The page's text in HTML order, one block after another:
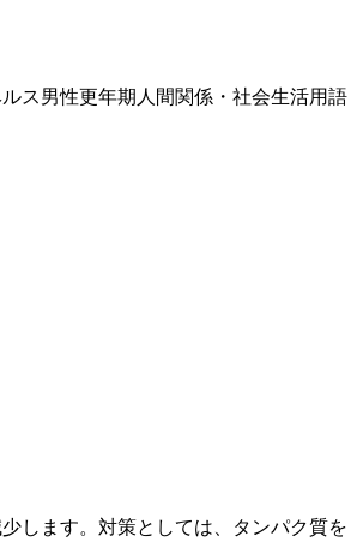
ス男性更年期 人間関係・社会生活用語
します。対策としては、タンパク質を